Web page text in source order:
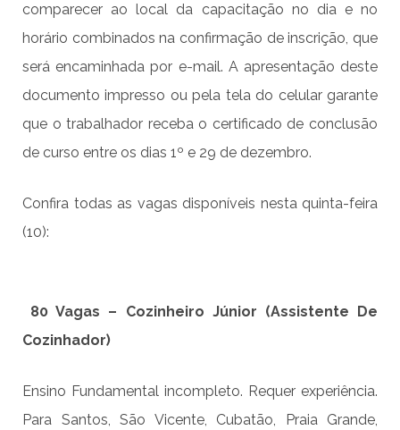
comparecer ao local da capacitação no dia e no
horário combinados na confirmação de inscrição, que
será encaminhada por e-mail. A apresentação deste
documento impresso ou pela tela do celular garante
que o trabalhador receba o certificado de conclusão
de curso entre os dias 1º e 29 de dezembro.
Confira todas as vagas disponíveis nesta quinta-feira
(10):
80 Vagas – Cozinheiro Júnior (Assistente De
Cozinhador)
Ensino Fundamental incompleto. Requer experiência.
Para Santos, São Vicente, Cubatão, Praia Grande,